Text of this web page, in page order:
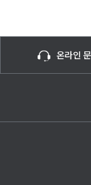
온라인